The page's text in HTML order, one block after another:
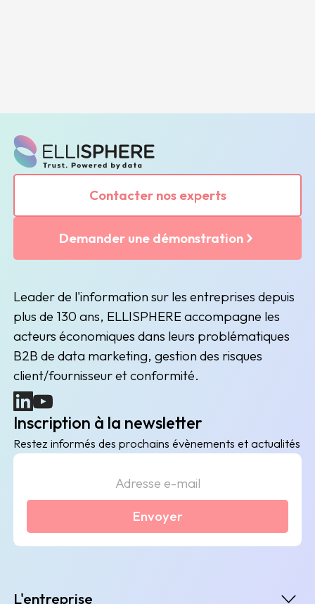
Contacter nos experts
Demander une démonstration
Leader de l'information sur les entreprises depuis
plus de 130 ans, ELLISPHERE accompagne les
acteurs économiques dans leurs problématiques
B2B de data marketing, gestion des risques
client/fournisseur et conformité.
(nouvelle fenêtre)
(nouvelle fenêtre)
Inscription à la newsletter
Restez informés des prochains évènements et actualités
Envoyer
L'entreprise